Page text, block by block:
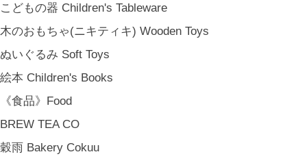
こどもの器 Children's Tableware
木のおもちゃ(ニキティキ) Wooden Toys
ぬいぐるみ Soft Toys
絵本 Children's Books
《食品》Food
BREW TEA CO
穀雨 Bakery Cokuu
カーサ・ルア] 石川県金沢市尾張町2-14-20 八百萬本舗 内 casa rua / A
RU / icca / icca nicca Home Page Production & Photos by rua., co. ltd
HOME
SHOP INFO
SHOPPING GUIDE
CONTACT